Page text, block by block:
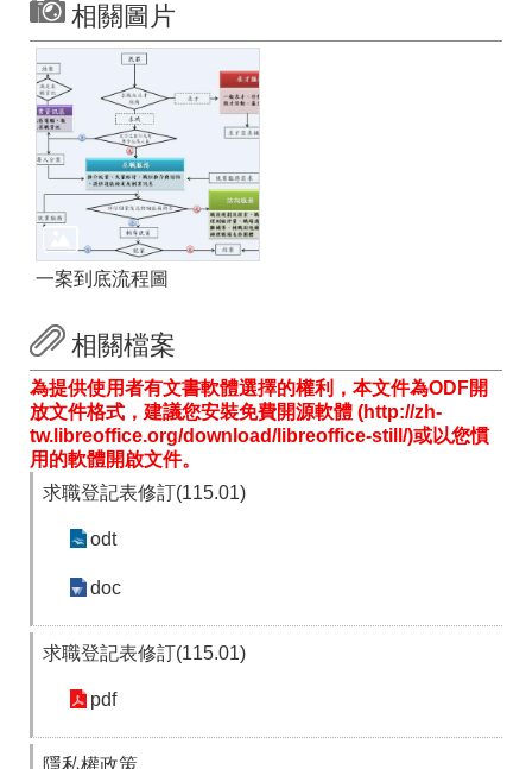
相關圖片
一案到底流程圖
相關檔案
為提供使用者有文書軟體選擇的權利，本文件為ODF開
放文件格式，建議您安裝免費開源軟體 (http://zh-
tw.libreoffice.org/download/libreoffice-still/)或以您慣
用的軟體開啟文件。
求職登記表修訂(115.01)
odt
doc
求職登記表修訂(115.01)
pdf
隱私權政策